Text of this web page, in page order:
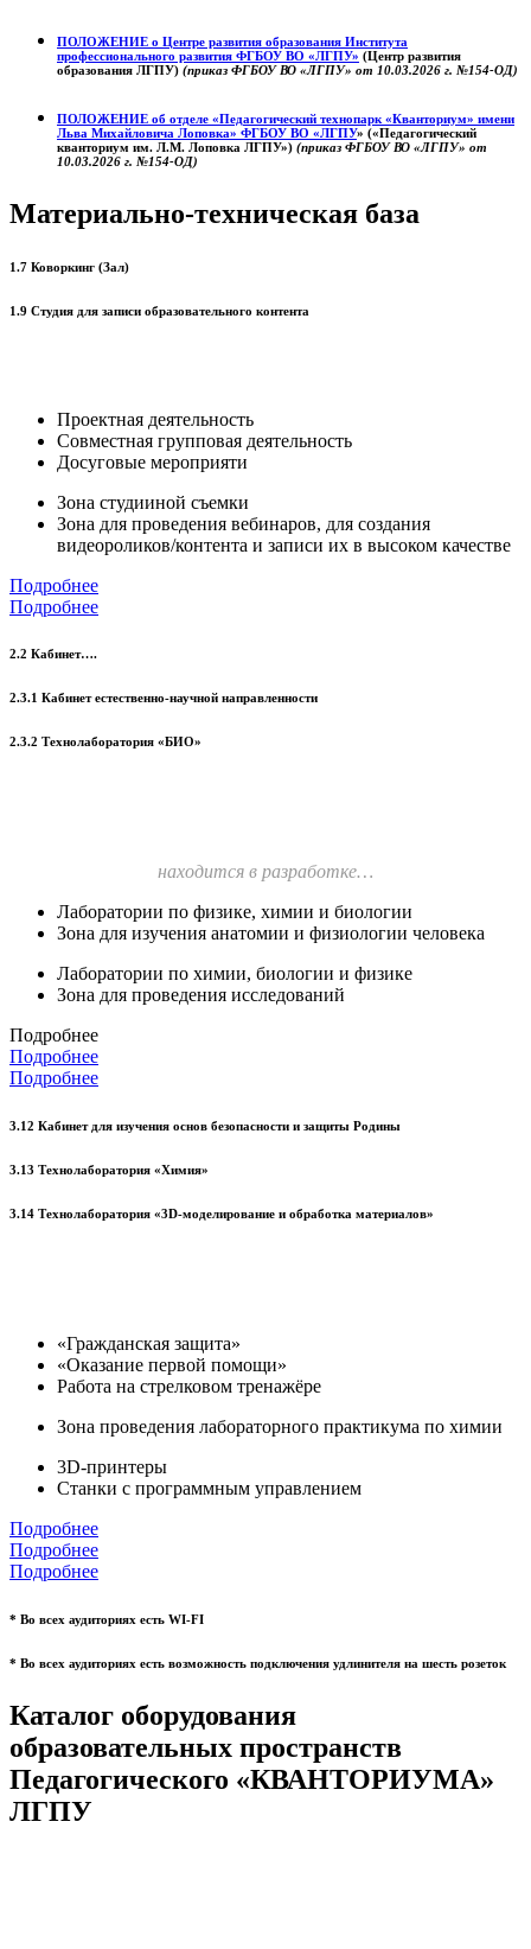
ПОЛОЖЕНИЕ о Центре развития образования Института
профессионального развития ФГБОУ ВО «ЛГПУ» (Центр развития
образования ЛГПУ) (приказ ФГБОУ ВО «ЛГПУ» от 10.03.2026 г. №154-ОД)
ПОЛОЖЕНИЕ об отделе «Педагогический технопарк «Кванториум» имени
Льва Михайловича Лоповка» ФГБОУ ВО «ЛГПУ» («Педагогический
кванториум им. Л.М. Лоповка ЛГПУ») (приказ ФГБОУ ВО «ЛГПУ» от
10.03.2026 г. №154-ОД)
Материально-техническая база
1.7 Коворкинг (Зал)
1.9 Студия для записи образовательного контента
Проектная деятельность
Совместная групповая деятельность
Досуговые мероприяти
Зона студииной съемки
Зона для проведения вебинаров, для создания
видеороликов/контента и записи их в высоком качестве
Подробнее
Подробнее
2.2 Кабинет….
2.3.1 Кабинет естественно-научной направленности
2.3.2 Технолаборатория «БИО»
находится в разработке…
Лаборатории по физике, химии и биологии
Зона для изучения анатомии и физиологии человека
Лаборатории по химии, биологии и физике
Зона для проведения исследований
Подробнее
Подробнее
Подробнее
3.12 Кабинет для изучения основ безопасности и защиты Родины
3.13 Технолаборатория «Химия»
3.14 Технолаборатория «3D-моделирование и обработка материалов»
«Гражданская защита»
«Оказание первой помощи»
Работа на стрелковом тренажёре
Зона проведения лабораторного практикума по химии
3D-принтеры
Станки с программным управлением
Подробнее
Подробнее
Подробнее
* Во всех аудиториях есть WI-FI
* Во всех аудиториях есть возможность подключения удлинителя на шесть розеток
Каталог оборудования
образовательных пространств
Педагогического «КВАНТОРИУМА»
ЛГПУ